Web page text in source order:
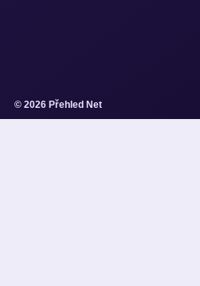
© 2026 Přehled Net